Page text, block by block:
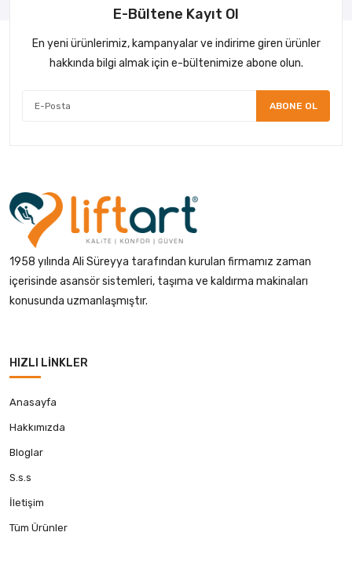
E-Bültene Kayıt Ol
En yeni ürünlerimiz, kampanyalar ve indirime giren ürünler
hakkında bilgi almak için e-bültenimize abone olun.
ABONE OL
1958 yılında Ali Süreyya tarafından kurulan firmamız zaman
içerisinde asansör sistemleri, taşıma ve kaldırma makinaları
konusunda uzmanlaşmıştır.
HIZLI LINKLER
Anasayfa
Hakkımızda
Bloglar
S.s.s
İletişim
Tüm Ürünler